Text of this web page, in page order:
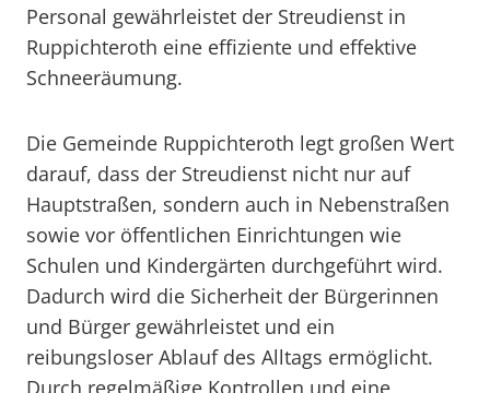
Personal gewährleistet der Streudienst in
Ruppichteroth eine effiziente und effektive
Schneeräumung.
Die Gemeinde Ruppichteroth legt großen Wert
darauf, dass der Streudienst nicht nur auf
Hauptstraßen, sondern auch in Nebenstraßen
sowie vor öffentlichen Einrichtungen wie
Schulen und Kindergärten durchgeführt wird.
Dadurch wird die Sicherheit der Bürgerinnen
und Bürger gewährleistet und ein
reibungsloser Ablauf des Alltags ermöglicht.
Durch regelmäßige Kontrollen und eine